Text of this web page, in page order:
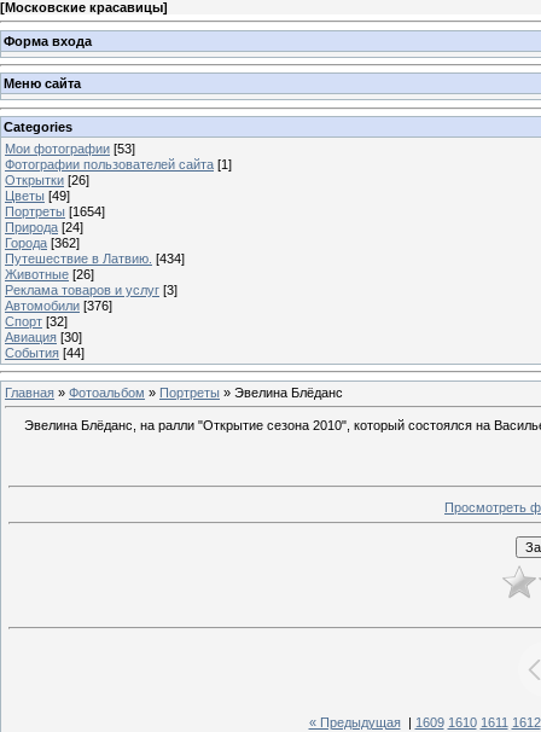
[Московские красавицы]
Форма входа
Меню сайта
Categories
Мои фотографии [53]
Фотографии пользователей сайта [1]
Открытки [26]
Цветы [49]
Портреты [1654]
Природа [24]
Города [362]
Путешествие в Латвию. [434]
Животные [26]
Реклама товаров и услуг [3]
Автомобили [376]
Спорт [32]
Авиация [30]
События [44]
Главная » Фотоальбом » Портреты » Эвелина Блёданс
Эвелина Блёданс, на ралли "Открытие сезона 2010", который состоялся на
Просмотреть
« Предыдущая| 1609 1610 1611 1612